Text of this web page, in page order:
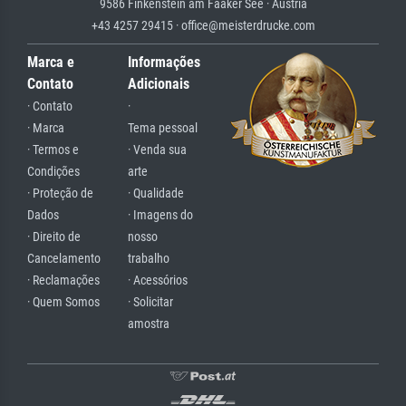
9586 Finkenstein am Faaker See · Austria
+43 4257 29415 · office@meisterdrucke.com
Marca e
Contato
· Contato
· Marca
· Termos e
Condições
· Proteção de
Dados
· Direito de
Cancelamento
· Reclamações
· Quem Somos
Informações
Adicionais
·
Tema pessoal
· Venda sua
arte
· Qualidade
· Imagens do
nosso
trabalho
· Acessórios
· Solicitar
amostra